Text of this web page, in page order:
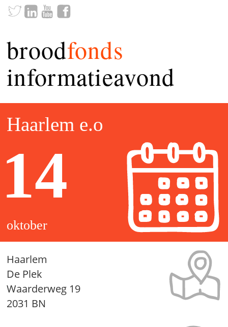
broodfonds
informatieavond
Haarlem e.o
14
oktober
Haarlem
De Plek
Waarderweg 19
2031 BN